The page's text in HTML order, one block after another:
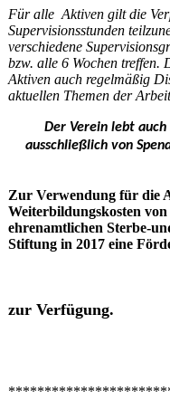
Für alle Aktiven gilt die
Supervisionsstunden
verschiedene
bzw. alle 6 Wochen treffen.
Aktiven auch regelmäßig
aktuellen Themen der
Der Verein lebt
ausschließlich von
Zur Verwendung für die
Weiterbildungskosten
ehrenamtlichen Sterbe-
Stiftung in 2017 eine
zur Verfügung.